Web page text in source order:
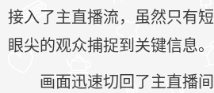
接入了主直播流，虽然只有
眼尖的观众捕捉到关键信息。
画面迅速切回了主直播